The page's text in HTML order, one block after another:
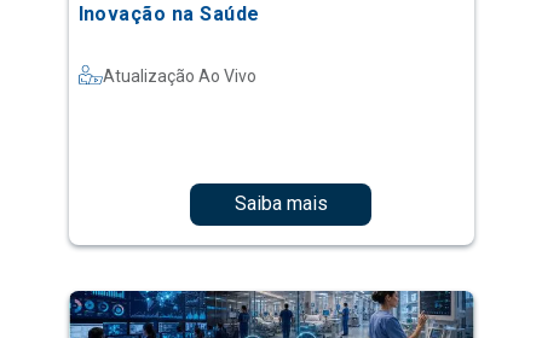
Inovação na Saúde
Atualização Ao Vivo
Saiba mais